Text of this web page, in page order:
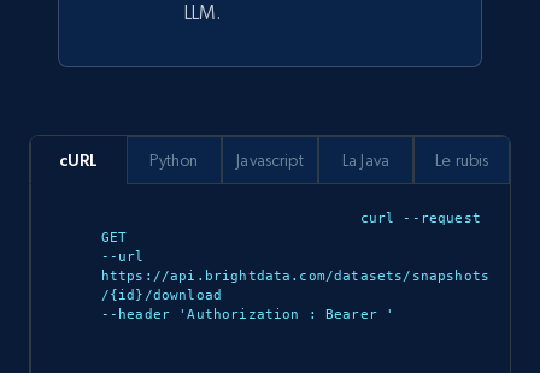
88+
Ozon.ru products
URL, Sku, Breadcrumbs, Name, Rating, Review
eCommerce
LLM.
cURL
curl --request
GET
--url
https://api.brightdata.com/datasets/snapshots
/{id}/download
--header 'Authorization : Bearer
'
Python Javascript La Java Le rubis